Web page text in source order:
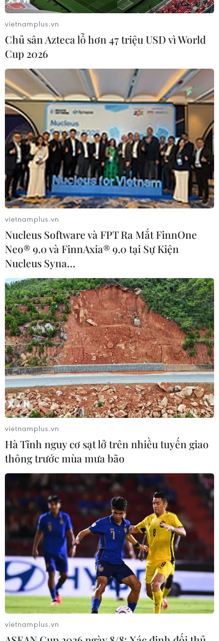
Nhật Bản cam kết chi ít nhất 137 tỷ USD
ứng phó tác động từ COVID-19
23/03/2020 12:25
Cam kết của Thủ tướng Abe được xem là chung tay với
những nỗ lực nhằm giảm bớt tác động đối với kinh tế
Nhật Bản do đại dịch viêm đường hô hấp cấp COVID-
19.
Tập đoàn sinh học Nhật Bản phát triển
vắcxin chống COVID-19
24/03/2020 02:58
Tập đoàn y sinh Anges Inc của Nhật Bản hợp tác với
Trường Đại học Osaka đã hoàn tất việc phát triển một
loại vắcxin DNA phòng bệnh viêm đường hô hấp cấp
COVID-19.
Thủ tướng Abe: Nhật Bản, IOC nhất trí
hoãn tổ chức Olympic Tokyo 2020
vietnamplus.vn
Chủ sân Azteca lỗ hơn 47 triệu USD vì World
Cup 2026
vietnamplus.vn
Nucleus Software và FPT Ra Mắt FinnOne
Neo® 9.0 và FinnAxia® 9.0 tại Sự Kiện
Nucleus Syna…
vietnamplus.vn
Hà Tĩnh nguy cơ sạt lở trên nhiều tuyến giao
thông trước mùa mưa bão
vietnamplus.vn